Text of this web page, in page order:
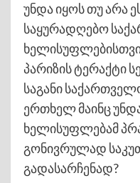
უნდა იყოს თუ არა
საყურადღებო
პარიზის ტერაქტი
საგანი
ერთხელ მაინც
ხელისუფლებამ
გონივრულად
გადასარჩენად?